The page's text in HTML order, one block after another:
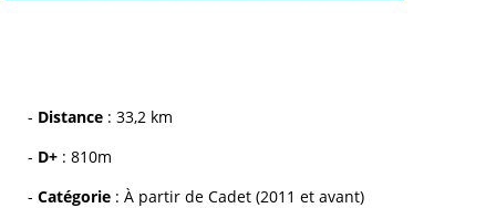
- Distance : 33,2 km
- D+ : 810m
- Catégorie : À partir de Cadet (2011 et avant)